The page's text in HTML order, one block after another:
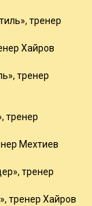
тренер
Хайров
тренер
тренер
Мехтиев
тренер
тренер Хайров